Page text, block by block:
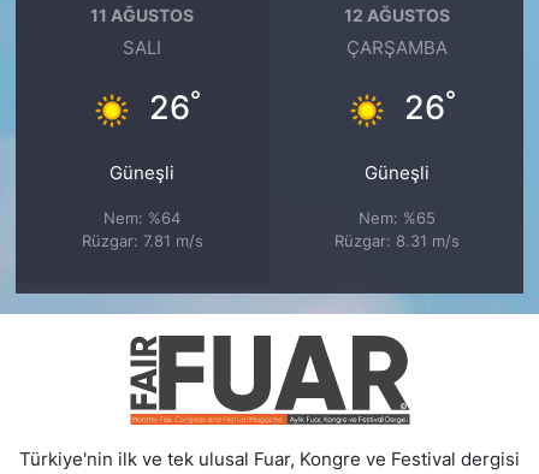
11 AĞUSTOS
SALI
26°
Güneşli
Nem: %64
Rüzgar: 7.81 m/s
12 AĞUSTOS
ÇARŞAMBA
26°
Güneşli
Nem: %65
Rüzgar: 8.31 m/s
Türkiye'nin ilk ve tek ulusal Fuar, Kongre ve Festival dergisi